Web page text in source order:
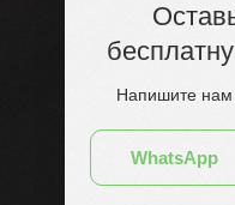
Напишите
WhatsApp